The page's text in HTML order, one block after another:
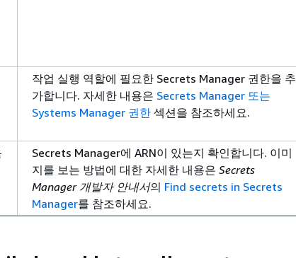
작업 실행 역할에 필요한 Secrets Manager 권한을 추
가합니다. 자세한 내용은 Secrets Manager 또는
Systems Manager 권한 섹션을 참조하세요.
Secrets Manager에 ARN이 있는지 확인합니다. 이미
지를 보는 방법에 대한 자세한 내용은 Secrets
Manager 개발자 안내서의 Find secrets in Secrets
Manager를 참조하세요.